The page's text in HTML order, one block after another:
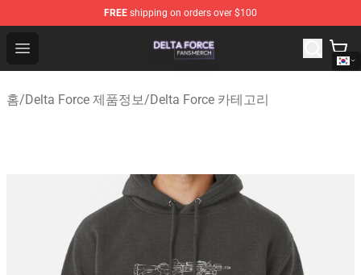
FREE shipping on orders over $100
Open menu
Delta Force Shop - Official Delta Force Merchandise
홈/Delta Force 제품정보/Delta Force 카테고리